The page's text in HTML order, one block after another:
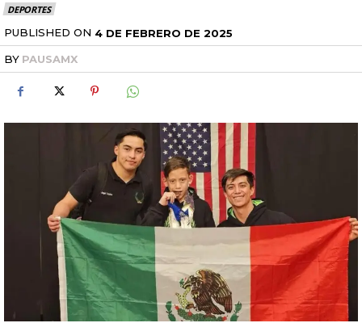
DEPORTES
PUBLISHED ON 4 DE FEBRERO DE 2025
BY PAUSAMX